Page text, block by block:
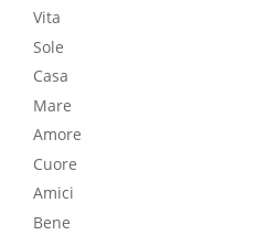
Vita
Sole
Casa
Mare
Amore
Cuore
Amici
Bene